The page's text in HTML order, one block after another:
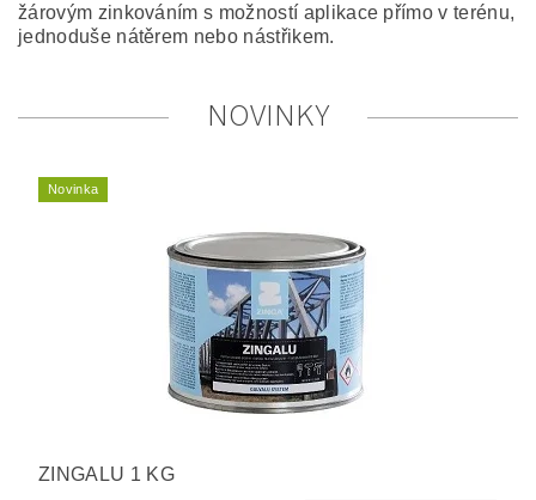
žárovým zinkováním s možností aplikace přímo v terénu,
jednoduše nátěrem nebo nástřikem.
NOVINKY
Novinka
ZINGALU 1 KG